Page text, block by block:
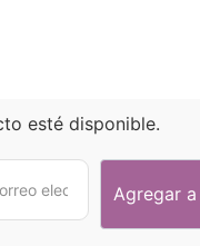
esté disponible.